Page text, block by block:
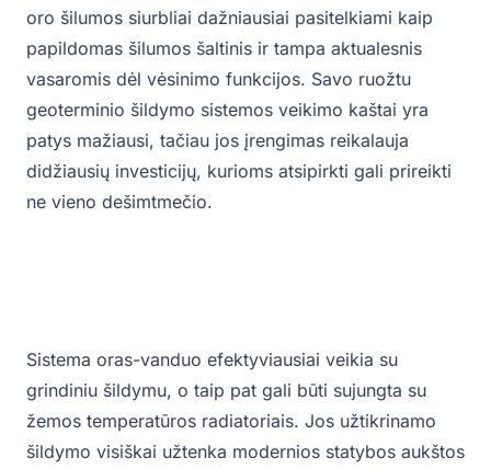
oro šilumos siurbliai dažniausiai pasitelkiami kaip
papildomas šilumos šaltinis ir tampa aktualesnis
vasaromis dėl vėsinimo funkcijos. Savo ruožtu
geoterminio šildymo sistemos veikimo kaštai yra
patys mažiausi, tačiau jos įrengimas reikalauja
didžiausių investicijų, kurioms atsipirkti gali prireikti
ne vieno dešimtmečio.
Sistema oras-vanduo efektyviausiai veikia su
grindiniu šildymu, o taip pat gali būti sujungta su
žemos temperatūros radiatoriais. Jos užtikrinamo
šildymo visiškai užtenka modernios statybos aukštos